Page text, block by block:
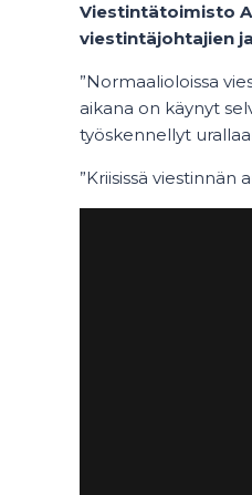
Viestintätoimisto
viestintäjohtajien
”Normaalioloissa
aikana on käynyt
työskennellyt
”Kriisissä viestinnän